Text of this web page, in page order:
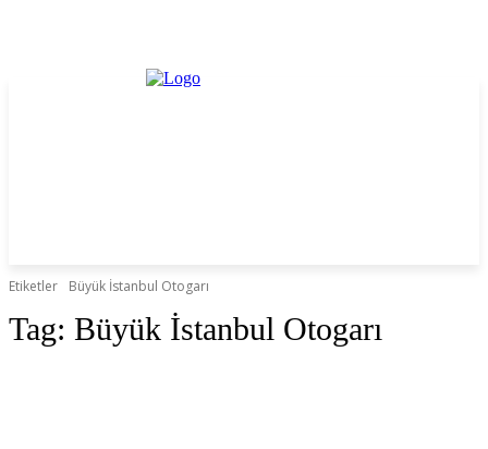
Etiketler Büyük İstanbul Otogarı
Tag: Büyük İstanbul Otogarı